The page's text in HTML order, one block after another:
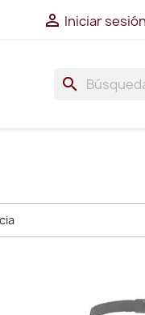
 Iniciar sesión
search